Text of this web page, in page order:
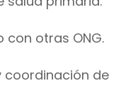
con otras ONG.
coordinación de